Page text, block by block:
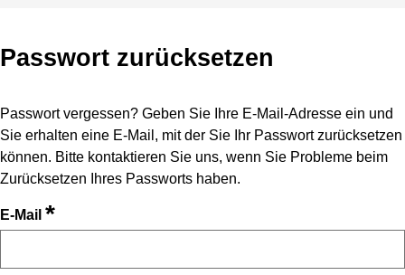
Passwort zurücksetzen
Passwort vergessen? Geben Sie Ihre E-Mail-Adresse ein und
Sie erhalten eine E-Mail, mit der Sie Ihr Passwort zurücksetzen
können. Bitte kontaktieren Sie uns, wenn Sie Probleme beim
Zurücksetzen Ihres Passworts haben.
E-Mail *